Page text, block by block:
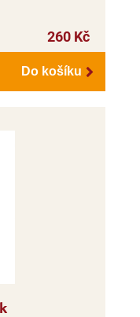
260 Kč
Do košíku